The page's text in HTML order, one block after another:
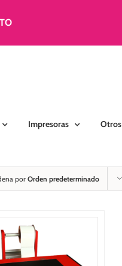
Impresoras Otros
por Orden predeterminado